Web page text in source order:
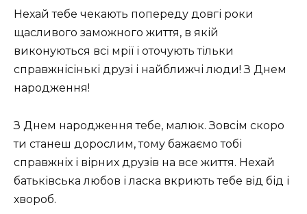
Нехай тебе чекають попереду довгі роки
щасливого заможного життя, в якій
виконуються всі мрії і оточують тільки
справжнісінькі друзі і найближчі люди! З Днем
народження!
З Днем народження тебе, малюк. Зовсім скоро
ти станеш дорослим, тому бажаємо тобі
справжніх і вірних друзів на все життя. Нехай
батьківська любов і ласка вкриють тебе від бід і
хвороб.